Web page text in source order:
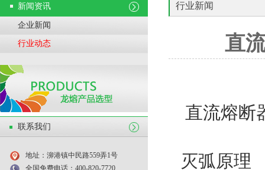
新闻资讯
企业新闻
行业动态
联系我们
地址：泖港镇中民路559弄1号
全国免费电话：400-820-7720
行业新闻
直
直流熔断
灭弧原理